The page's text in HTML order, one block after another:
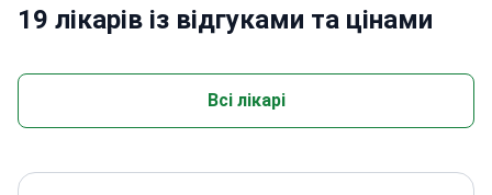
19 лікарів із відгуками та цінами
Всі лікарі